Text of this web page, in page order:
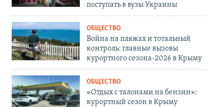
поступать в вузы Украины
ОБЩЕСТВО
Война на пляжах и тотальный
контроль: главные вызовы
курортного сезона-2026 в Крыму
ОБЩЕСТВО
«Отдых с талонами на бензин»:
курортный сезон в Крыму